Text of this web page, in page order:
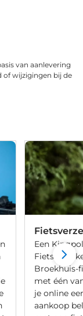
van aanlevering
of wijzigingen bij de
Een
Broekhuis-
met één
je online
aankoop